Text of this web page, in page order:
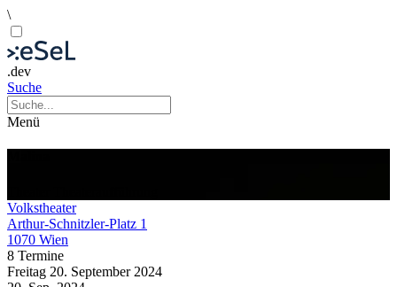
\
.dev
Suche
Menü
Volkstheater
Arthur-Schnitzler-Platz 1
1070 Wien
8 Termine
Freitag 20. September 2024